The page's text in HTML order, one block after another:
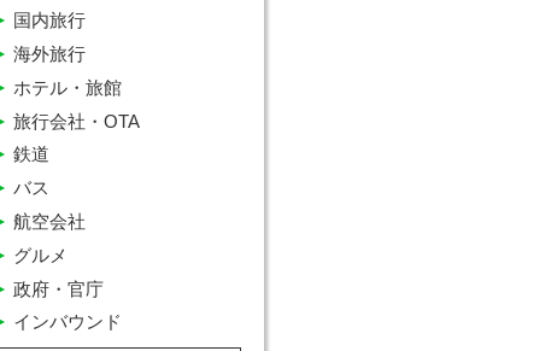
インバウンド
グルメ
バス
ホテル・旅館
国内旅行
政府・官庁
旅行会社・OTA
海外旅行
航空会社
鉄道